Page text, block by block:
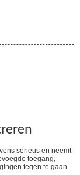
serieus en neemt
toegang,
tegen te gaan.